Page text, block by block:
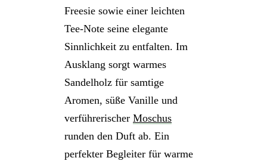
Freesie sowie einer leichten
Tee-Note seine elegante
Sinnlichkeit zu entfalten. Im
Ausklang sorgt warmes
Sandelholz für samtige
Aromen, süße Vanille und
verführerischer Moschus
runden den Duft ab. Ein
perfekter Begleiter für warme